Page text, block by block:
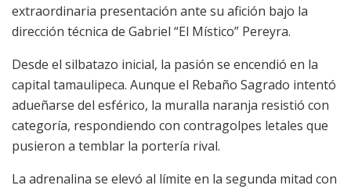
extraordinaria presentación ante su afición bajo la
dirección técnica de Gabriel “El Místico” Pereyra.
Desde el silbatazo inicial, la pasión se encendió en la
capital tamaulipeca. Aunque el Rebaño Sagrado intentó
adueñarse del esférico, la muralla naranja resistió con
categoría, respondiendo con contragolpes letales que
pusieron a temblar la portería rival.
La adrenalina se elevó al límite en la segunda mitad con